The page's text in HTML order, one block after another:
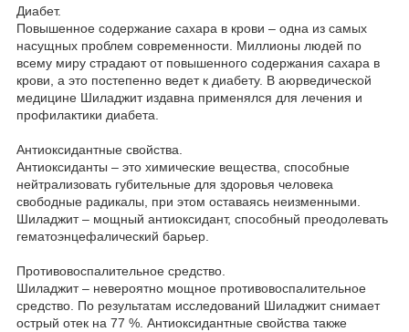
Диабет.
Повышенное содержание сахара в крови – одна из самых
насущных проблем современности. Миллионы людей по
всему миру страдают от повышенного содержания сахара в
крови, а это постепенно ведет к диабету. В аюрведической
медицине Шиладжит издавна применялся для лечения и
профилактики диабета.
Антиоксидантные свойства.
Антиоксиданты – это химические вещества, способные
нейтрализовать губительные для здоровья человека
свободные радикалы, при этом оставаясь неизменными.
Шиладжит – мощный антиоксидант, способный преодолевать
гематоэнцефалический барьер.
Противовоспалительное средство.
Шиладжит – невероятно мощное противовоспалительное
средство. По результатам исследований Шиладжит снимает
острый отек на 77 %. Антиоксидантные свойства также